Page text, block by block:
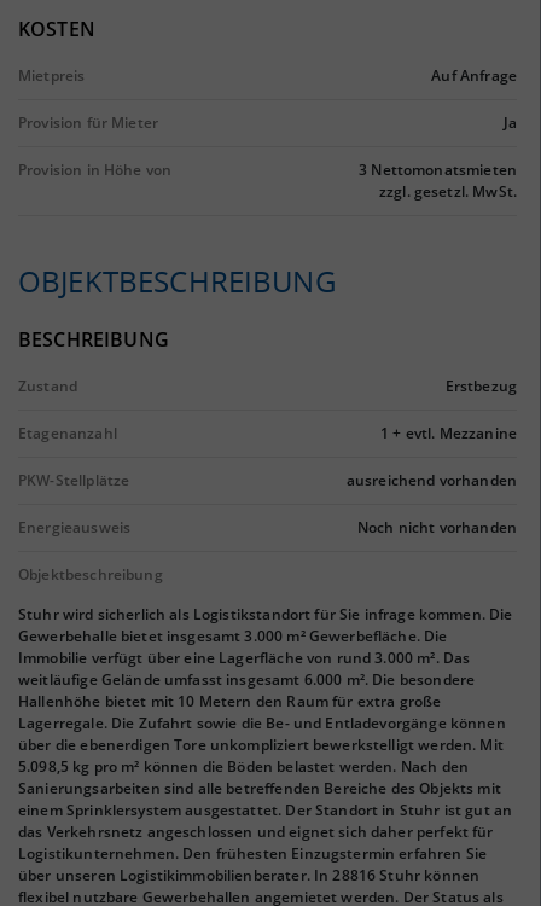
KOSTEN
Mietpreis Auf Anfrage
Provision für Mieter Ja
Provision in Höhe von
3 Nettomonatsmieten
zzgl. gesetzl. MwSt.
OBJEKTBESCHREIBUNG
BESCHREIBUNG
Zustand Erstbezug
Etagenanzahl 1 + evtl. Mezzanine
PKW-Stellplätze ausreichend vorhanden
Energieausweis Noch nicht vorhanden
Objektbeschreibung
Stuhr wird sicherlich als Logistikstandort für Sie infrage kommen. Die
Gewerbehalle bietet insgesamt 3.000 m² Gewerbefläche. Die
Immobilie verfügt über eine Lagerfläche von rund 3.000 m². Das
weitläufige Gelände umfasst insgesamt 6.000 m². Die besondere
Hallenhöhe bietet mit 10 Metern den Raum für extra große
Lagerregale. Die Zufahrt sowie die Be- und Entladevorgänge können
über die ebenerdigen Tore unkompliziert bewerkstelligt werden. Mit
5.098,5 kg pro m² können die Böden belastet werden. Nach den
Sanierungsarbeiten sind alle betreffenden Bereiche des Objekts mit
einem Sprinklersystem ausgestattet. Der Standort in Stuhr ist gut an
das Verkehrsnetz angeschlossen und eignet sich daher perfekt für
Logistikunternehmen. Den frühesten Einzugstermin erfahren Sie
über unseren Logistikimmobilienberater. In 28816 Stuhr können
flexibel nutzbare Gewerbehallen angemietet werden. Der Status als